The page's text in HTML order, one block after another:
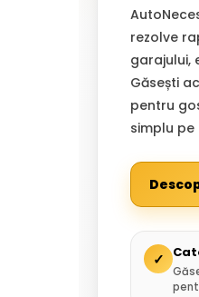
rezolve
garajului,
Găsești
pentru
simplu
✓